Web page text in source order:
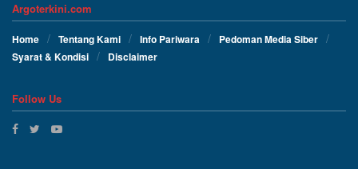
Argoterkini.com
Home Tentang Kami Info Pariwara
Pedoman Media Siber
Syarat & Kondisi
Disclaimer
Follow Us